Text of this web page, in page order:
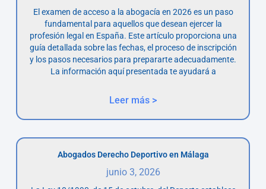
El examen de acceso a la abogacía en 2026 es un paso
fundamental para aquellos que desean ejercer la
profesión legal en España. Este artículo proporciona una
guía detallada sobre las fechas, el proceso de inscripción
y los pasos necesarios para prepararte adecuadamente.
La información aquí presentada te ayudará a
Leer más >
Abogados Derecho Deportivo en Málaga
junio 3, 2026